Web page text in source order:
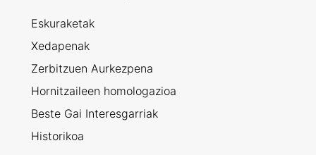
Eskuraketak
Xedapenak
Zerbitzuen Aurkezpena
Hornitzaileen homologazioa
Beste Gai Interesgarriak
Historikoa